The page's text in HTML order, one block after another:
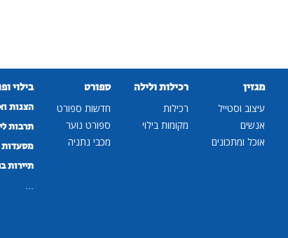
מגזין
עיצוב וסטייל
אנשים
אוכל ומתכונים
רכילות ולילה
רכילות
מקומות בילוי
ספורט
חדשות ספורט
ספורט נוער
מכבי נתניה
בילוי
הצגות
תרבות
מסעדות
תיירות